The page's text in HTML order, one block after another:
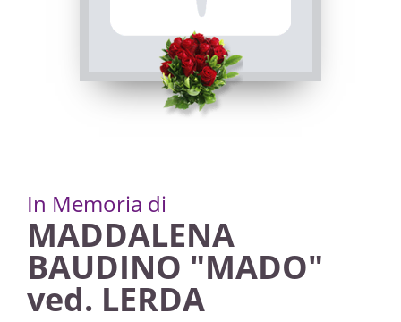
In Memoria di
MADDALENA
BAUDINO "MADO"
ved. LERDA